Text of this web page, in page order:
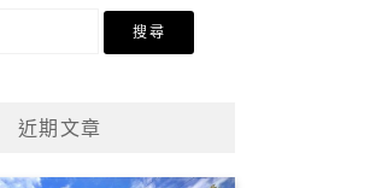
近期文章